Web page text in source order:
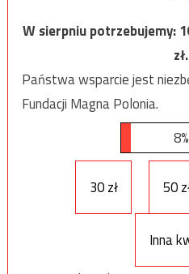
W sierpniu potrzebujemy:
zł.
Państwa wsparcie jest
Fundacji Magna Polonia.
8%
30 zł 50
Inna